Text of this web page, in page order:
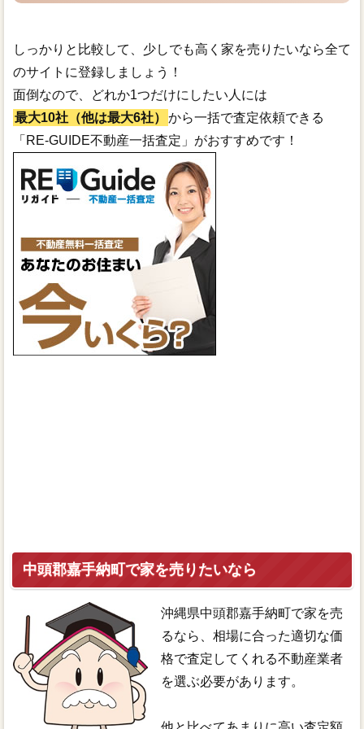
しっかりと比較して、少しでも高く家を売りたいなら全て
のサイトに登録しましょう！
面倒なので、どれか1つだけにしたい人には
最大10社（他は最大6社）
から一括で査定依頼できる
「RE-GUIDE不動産一括査定」がおすすめです！
中頭郡嘉手納町で家を売りたいなら
沖縄県中頭郡嘉手納町で家を売
るなら、相場に合った適切な価
格で査定してくれる不動産業者
を選ぶ必要があります。